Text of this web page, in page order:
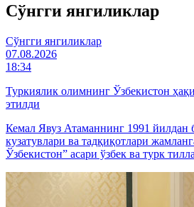
Cўнгги янгиликлар
Cўнгги янгиликлар
07.08.2026
18:34
Туркиялик олимнинг Ўзбекистон
этилди
Кемал Явуз Атаманнинг 1991 йилдан
кузатувлари ва тадқиқотлари
Ўзбекистон” асари ўзбек ва турк